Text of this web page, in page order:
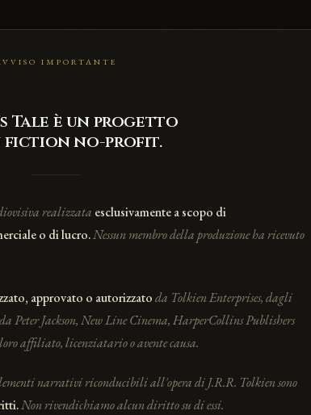
La Crew Il Regista HOME
S e sei arrivato fin qui,
di diverso. Non è una produzione
raro: trenta persone che lavorano nei
più belle d'Italia, per portare su schermo
IMPORTANTE
Tale è un progetto
fiction no-profit.
realizzata esclusivamente a scopo di
o di lucro.Nessun membro della produzione ha ricevuto
approvato o autorizzatoda Tolkien Enterprises, dagli
Peter Jackson, New Line Cinema, HarperCollins Publishers
affiliato, licenziatario o avente causa.
narrativi riconducibili all'opera di J.R.R. Tolkien sono
Non rivendichiamo alcun diritto su di essi.